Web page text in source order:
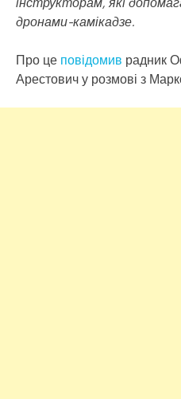
дронами-камікадзе.
Про це повідомив радник
Арестович у розмові з